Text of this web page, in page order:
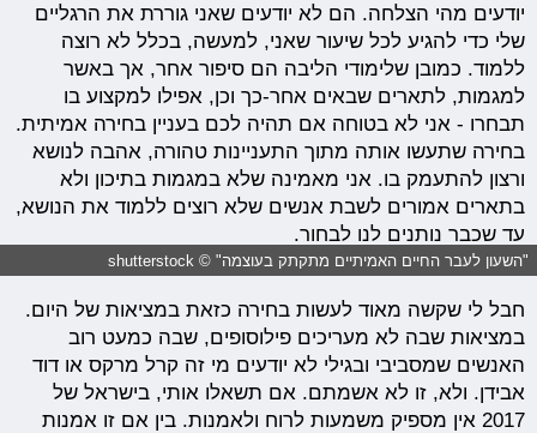
יודעים מהי הצלחה. הם לא יודעים שאני גוררת את הרגליים
שלי כדי להגיע לכל שיעור שאני, למעשה, בכלל לא רוצה
ללמוד. כמובן שלימודי הליבה הם סיפור אחר, אך באשר
למגמות, לתארים שבאים אחר-כך וכן, אפילו למקצוע בו
תבחרו - אני לא בטוחה אם תהיה לכם בעניין בחירה אמיתית.
בחירה שתעשו אותה מתוך התעניינות טהורה, אהבה לנושא
ורצון להתעמק בו. אני מאמינה שלא במגמות בתיכון ולא
בתארים אמורים לשבת אנשים שלא רוצים ללמוד את הנושא,
עד שכבר נותנים לנו לבחור.
"השעון לעבר החיים האמיתיים מתקתק בעוצמה" © shutterstock
חבל לי שקשה מאוד לעשות בחירה כזאת במציאות של היום.
במציאות שבה לא מעריכים פילוסופים, שבה כמעט רוב
האנשים שמסביבי ובגילי לא יודעים מי זה קרל מרקס או דוד
אבידן. ולא, זו לא אשמתם. אם תשאלו אותי, בישראל של
2017 אין מספיק משמעות לרוח ולאמנות. בין אם זו אמנות